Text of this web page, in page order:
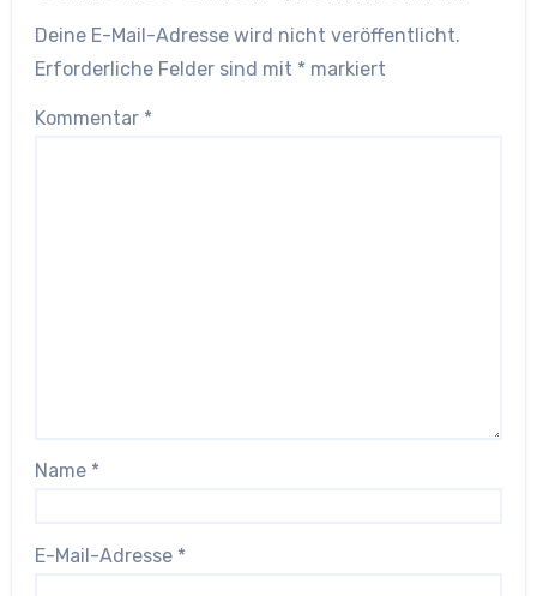
Deine E-Mail-Adresse wird nicht veröffentlicht.
Erforderliche Felder sind mit * markiert
Kommentar *
Name *
E-Mail-Adresse *